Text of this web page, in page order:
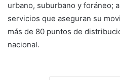
urbano, suburbano y foráneo;
servicios que aseguran su
más de 80 puntos de
nacional.